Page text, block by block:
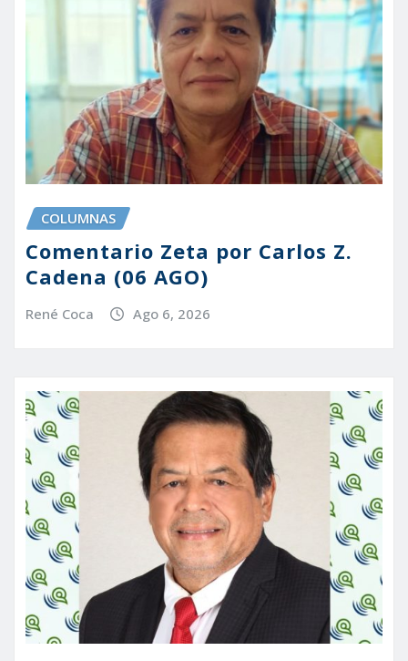
COLUMNAS
Comentario Zeta por Carlos Z.
Cadena (06 AGO)
René Coca Ago 6, 2026